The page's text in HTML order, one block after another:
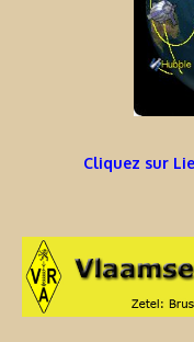
Cliquez sur